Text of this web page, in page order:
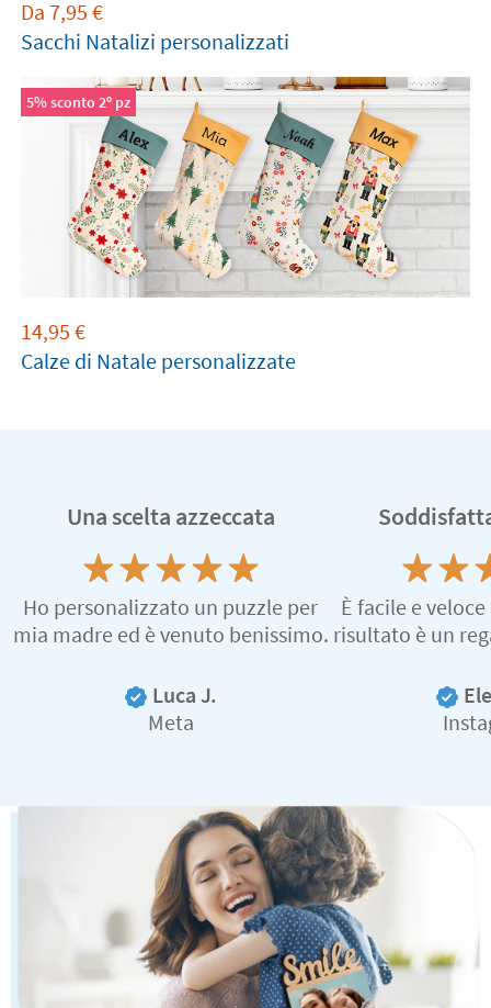
Da 7,95 €
Sacchi Natalizi personalizzati
5% sconto 2º pz
14,95 €
Calze di Natale personalizzate
Una scelta azzeccata
Ho personalizzato un puzzle per
mia madre ed è venuto benissimo.
Luca J.
Meta
È facile e
risultato è un